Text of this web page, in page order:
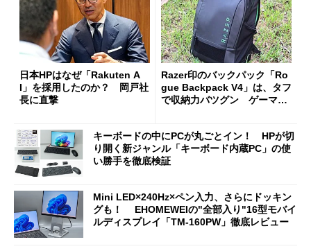
日本HPはなぜ「Rakuten A
I」を採用したのか？ 岡戸社
長に直撃
Razer印のバックパック「Ro
gue Backpack V4」は、タフ
で収納力バツグン ゲーマー
キーボードの中にPCが丸ごとイン！ HPが切
り開く新ジャンル「キーボード内蔵PC」の使
い勝手を徹底検証
Mini LED×240Hz×ペン入力、さらにドッキン
グも！ EHOMEWEIの"全部入り"16型モバイ
ルディスプレイ「TM-160PW」徹底レビュー